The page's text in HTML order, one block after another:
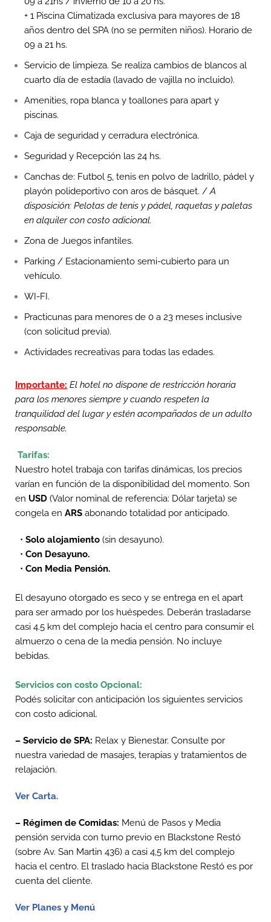
+ 1 Piscina Climatizada exclusiva para mayores de 18
años dentro del SPA (no se permiten niños). Horario de
09 a 21 hs.
Servicio de limpieza. Se realiza cambios de blancos al
cuarto día de estadía (lavado de vajilla no incluido).
Amenities, ropa blanca y toallones para apart y
piscinas.
Caja de seguridad y cerradura electrónica.
Seguridad y Recepción las 24 hs.
Canchas de: Futbol 5, tenis en polvo de ladrillo, pádel y
playón polideportivo con aros de básquet. /A
disposición: Pelotas de tenis y pádel, raquetas y paletas
en alquiler con costo adicional.
Zona de Juegos infantiles.
Parking / Estacionamiento semi-cubierto para un
vehículo.
WI-FI.
Practicunas para menores de 0 a 23 meses inclusive
(con solicitud previa).
Actividades recreativas para todas las edades.
Importante: El hotel no dispone de restricción horaria
para los menores siempre y cuando respeten la
tranquilidad del lugar y estén acompañados de un adulto
responsable.
Tarifas:
Nuestro hotel trabaja con tarifas dinámicas, los precios
varían en función de la disponibilidad del momento. Son
en USD (Valor nominal de referencia: Dólar tarjeta) se
congela en ARS abonando totalidad por anticipado.
• Solo alojamiento (sin desayuno).
• Con Desayuno.
• Con Media Pensión.
El desayuno otorgado es seco y se entrega en el apart
para ser armado por los huéspedes. Deberán trasladarse
casi 4.5 km del complejo hacia el centro para consumir el
almuerzo o cena de la media pensión. No incluye
bebidas.
Servicios con costo Opcional:
Podés solicitar con anticipación los siguientes servicios
con costo adicional.
– Servicio de SPA: Relax y Bienestar. Consulte por
nuestra variedad de masajes, terapias y tratamientos de
relajación.
Ver Carta.
– Régimen de Comidas: Menú de Pasos y Media
pensión servida con turno previo en Blackstone Restó
(sobre Av. San Martin 436) a casi 4,5 km del complejo
hacia el centro. El traslado hacia Blackstone Restó es por
cuenta del cliente.
Ver Planes y Menú